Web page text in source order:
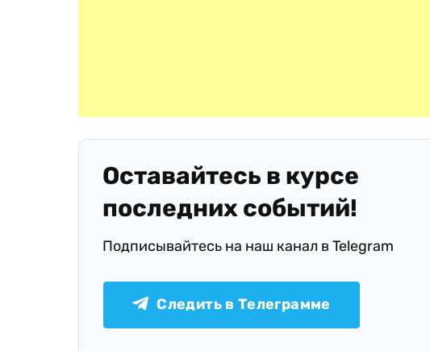
Оставайтесь в курсе
последних событий!
Подписывайтесь на наш канал в Telegram
Следить в Телеграмме